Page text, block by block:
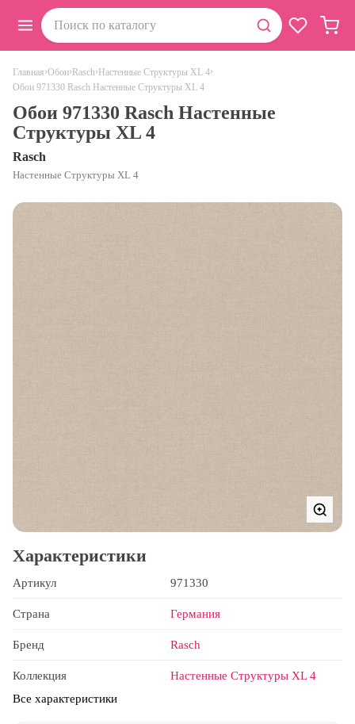
Главная›Обои› Rasch› Настенные Структуры XL 4›
Обои 971330 Rasch Настенные Структуры XL 4
Обои 971330 Rasch Настенные
Структуры XL 4
Rasch
Настенные Структуры XL 4
Характеристики
Артикул 971330
Страна Германия
Бренд Rasch
Коллекция
Настенные Структуры XL 4
Все характеристики